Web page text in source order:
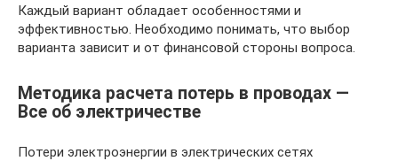
Каждый вариант обладает особенностями и
эффективностью. Необходимо понимать, что выбор
варианта зависит и от финансовой стороны вопроса.
Методика расчета потерь в проводах —
Все об электричестве
Потери электроэнергии в электрических сетях